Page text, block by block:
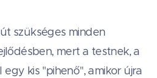
szükséges minden
mert a testnek, a
kis "pihenő", amikor újra